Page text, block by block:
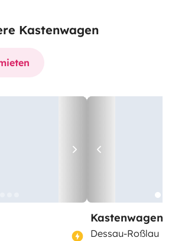
Kastenwagen
Kastenwagen
Dessau-Roßlau